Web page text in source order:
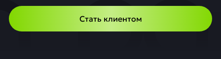
Стать клиентом